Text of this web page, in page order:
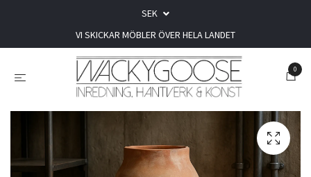
SEK
VI SKICKAR MÖBLER ÖVER HELA LANDET
0